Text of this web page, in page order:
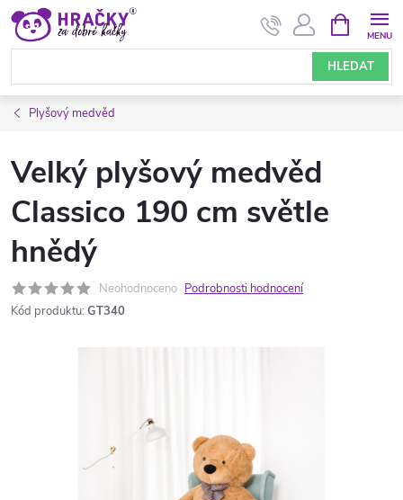
Přejít
obsah
HLEDAT
NÁKUPNÍ
KOŠÍK
Plyšový medvěd
Velký plyšový medvěd
Classico 190 cm světle
hnědý
Neohodnoceno Podrobnosti hodnocení
Kód produktu: GT340